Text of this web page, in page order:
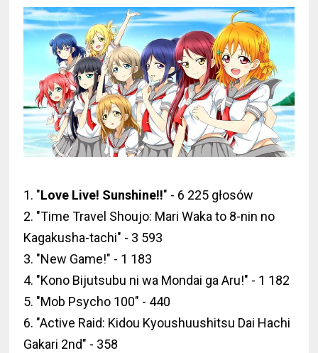
1. "Love Live! Sunshine!!" - 6 225 głosów
2. "Time Travel Shoujo: Mari Waka to 8-nin no
Kagakusha-tachi" - 3 593
3. "New Game!" - 1 183
4. "Kono Bijutsubu ni wa Mondai ga Aru!" - 1 182
5. "Mob Psycho 100" - 440
6. "Active Raid: Kidou Kyoushuushitsu Dai Hachi
Gakari 2nd" - 358